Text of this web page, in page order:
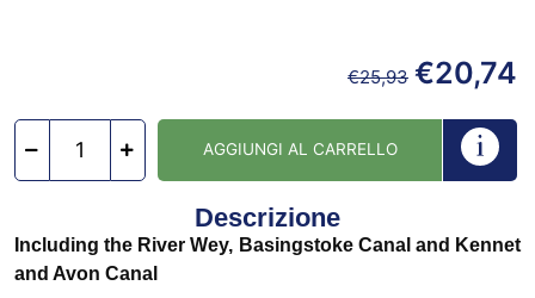
€25,93 €20,74
AGGIUNGI AL CARRELLO
Descrizione
Including the River Wey, Basingstoke Canal and Kennet
and Avon Canal